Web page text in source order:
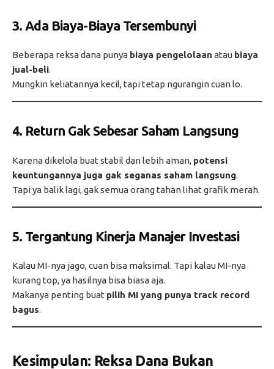
3. Ada Biaya-Biaya Tersembunyi
Beberapa reksa dana punya biaya pengelolaan atau biaya
jual-beli.
Mungkin keliatannya kecil, tapi tetap ngurangin cuan lo.
4. Return Gak Sebesar Saham Langsung
Karena dikelola buat stabil dan lebih aman, potensi
keuntungannya juga gak seganas saham langsung.
Tapi ya balik lagi, gak semua orang tahan lihat grafik merah.
5. Tergantung Kinerja Manajer Investasi
Kalau MI-nya jago, cuan bisa maksimal. Tapi kalau MI-nya
kurang top, ya hasilnya bisa biasa aja.
Makanya penting buat pilih MI yang punya track record
bagus.
Kesimpulan: Reksa Dana Bukan